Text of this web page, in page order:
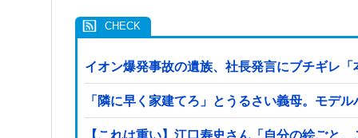
イオン爆発事故の遺族、社長発言にブチギレ
「隣に早く家建てろ」とうるさい義母。モデ